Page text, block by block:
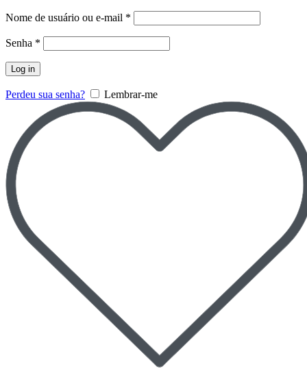
Nome de usuário ou e-mail *
Senha *
Log in
Perdeu sua senha? Lembrar-me